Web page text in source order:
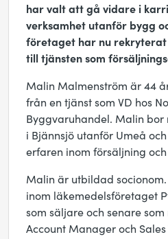
har valt att gå vidare i
verksamhet utanför bygg
företaget har nu
till tjänsten som
Malin Malmenström är 44
från en tjänst som VD hos
Byggvaruhandel. Malin
i Bjännsjö utanför Umeå
erfaren inom försäljning
Malin är utbildad
inom läkemedelsföretaget
som säljare och senare
Account Manager och Sales